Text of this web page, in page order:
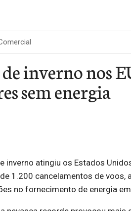
inverno nos
sem energia
inverno atingiu os Estados
1.200 cancelamentos de voos,
no fornecimento de energia